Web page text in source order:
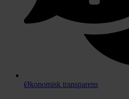
Økonomisk transparens